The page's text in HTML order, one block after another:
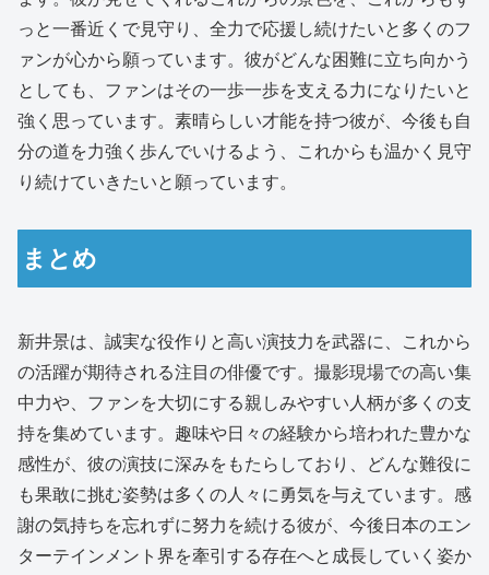
っと一番近くで見守り、全力で応援し続けたいと多くのフ
ァンが心から願っています。彼がどんな困難に立ち向かう
としても、ファンはその一歩一歩を支える力になりたいと
強く思っています。素晴らしい才能を持つ彼が、今後も自
分の道を力強く歩んでいけるよう、これからも温かく見守
り続けていきたいと願っています。
まとめ
新井景は、誠実な役作りと高い演技力を武器に、これから
の活躍が期待される注目の俳優です。撮影現場での高い集
中力や、ファンを大切にする親しみやすい人柄が多くの支
持を集めています。趣味や日々の経験から培われた豊かな
感性が、彼の演技に深みをもたらしており、どんな難役に
も果敢に挑む姿勢は多くの人々に勇気を与えています。感
謝の気持ちを忘れずに努力を続ける彼が、今後日本のエン
ターテインメント界を牽引する存在へと成長していく姿か